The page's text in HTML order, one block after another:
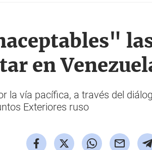
en
la vía pacífica, a través del
Exteriores ruso